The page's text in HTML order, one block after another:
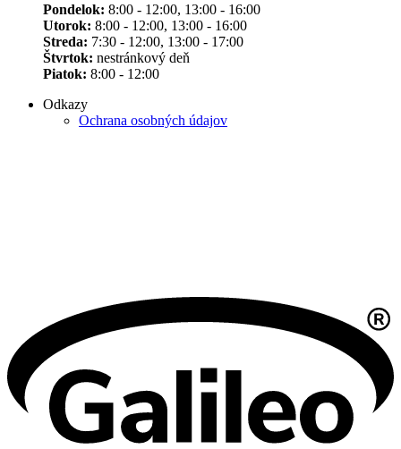
Pondelok: 8:00 - 12:00, 13:00 - 16:00
Utorok: 8:00 - 12:00, 13:00 - 16:00
Streda: 7:30 - 12:00, 13:00 - 17:00
Štvrtok: nestránkový deň
Piatok: 8:00 - 12:00
Odkazy
Ochrana osobných údajov